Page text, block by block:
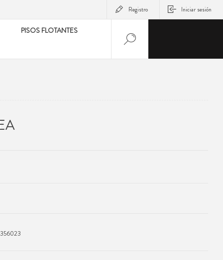
Registro Iniciar sesión
PISOS FLOTANTES